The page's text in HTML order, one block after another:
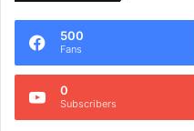
500
Fans
0
Subscribers